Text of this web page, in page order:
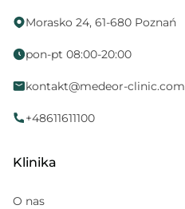
Fizjoterapia uroginekologiczna
Ortopeda
Położna
Neurologopeda
Medycyna sportowa
Morasko 24, 61-680 Poznań
pon-pt 08:00-20:00
kontakt@medeor-clinic.com
+48611611100
Klinika
O nas